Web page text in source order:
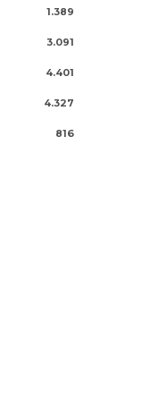
1.389
3.091
4.401
4.327
816